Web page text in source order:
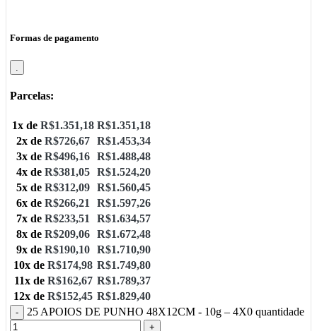
Formas de pagamento
Parcelas:
1x de R$1.351,18 R$1.351,18
2x de R$726,67 R$1.453,34
3x de R$496,16 R$1.488,48
4x de R$381,05 R$1.524,20
5x de R$312,09 R$1.560,45
6x de R$266,21 R$1.597,26
7x de R$233,51 R$1.634,57
8x de R$209,06 R$1.672,48
9x de R$190,10 R$1.710,90
10x de R$174,98 R$1.749,80
11x de R$162,67 R$1.789,37
12x de R$152,45 R$1.829,40
25 APOIOS DE PUNHO 48X12CM - 10g – 4X0 quantidade